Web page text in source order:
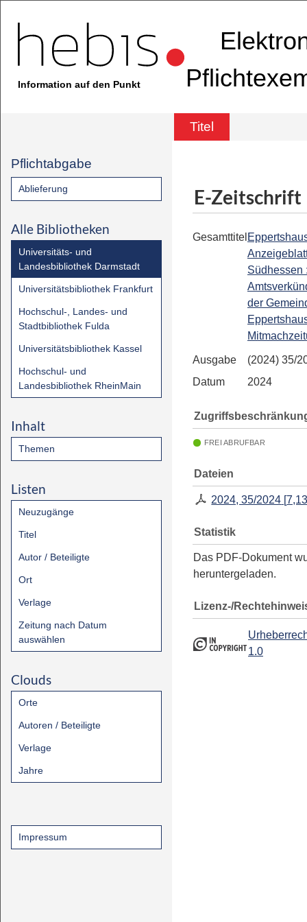
Information auf den Punkt
Titel
Pflichtabgabe
Ablieferung
Alle Bibliotheken
Universitäts- und
Landesbibliothek Darmstadt
Universitätsbibliothek Frankfurt
Hochschul-, Landes- und
Stadtbibliothek Fulda
Universitätsbibliothek Kassel
Hochschul- und
Landesbibliothek RheinMain
Inhalt
Themen
Listen
Neuzugänge
Titel
Autor / Beteiligte
Ort
Verlage
Zeitung nach Datum
auswählen
Clouds
Orte
Autoren / Beteiligte
Verlage
Jahre
Impressum
E-Zeitschrift
Gesamttitel
Südhessen
der
Ausgabe
(2024) 35/
Datum
2024
FREI ABRUFBAR
Dateien
2024, 35/2024 [
Statistik
Das PDF-Dokument
heruntergeladen.
Lizenz-/
1.0